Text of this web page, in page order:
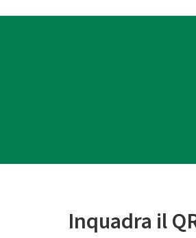
Inquadra il